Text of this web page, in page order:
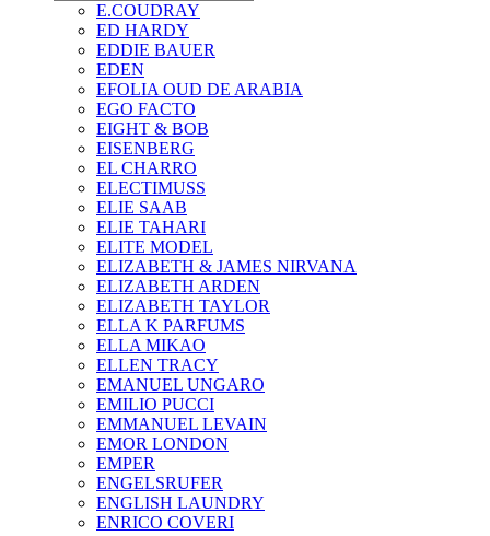
E.COUDRAY
ED HARDY
EDDIE BAUER
EDEN
EFOLIA OUD DE ARABIA
EGO FACTO
EIGHT & BOB
EISENBERG
EL CHARRO
ELECTIMUSS
ELIE SAAB
ELIE TAHARI
ELITE MODEL
ELIZABETH & JAMES NIRVANA
ELIZABETH ARDEN
ELIZABETH TAYLOR
ELLA K PARFUMS
ELLA MIKAO
ELLEN TRACY
EMANUEL UNGARO
EMILIO PUCCI
EMMANUEL LEVAIN
EMOR LONDON
EMPER
ENGELSRUFER
ENGLISH LAUNDRY
ENRICO COVERI